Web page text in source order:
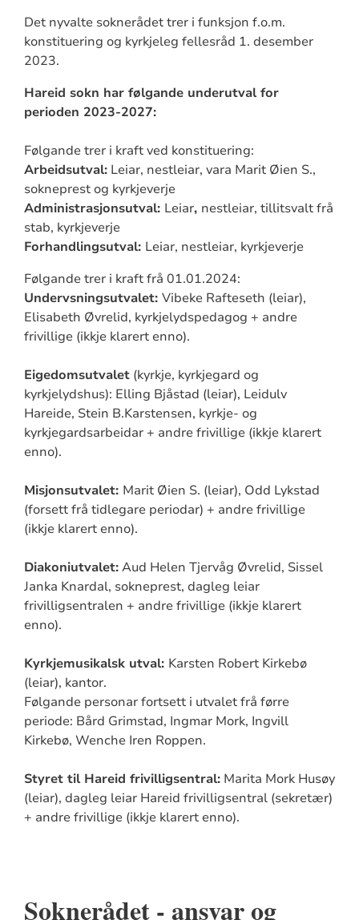
Det nyvalte soknerådet trer i funksjon f.o.m.
konstituering og kyrkjeleg fellesråd 1. desember
2023.
Hareid sokn har følgande underutval for
perioden 2023-2027:
Følgande trer i kraft ved konstituering:
Arbeidsutval:Leiar, nestleiar, vara Marit Øien S.,
sokneprest og kyrkjeverje
Administrasjonsutval: Leiar, nestleiar, tillitsvalt frå
stab, kyrkjeverje
Forhandlingsutval: Leiar, nestleiar, kyrkjeverje
Følgande trer i kraft frå 01.01.2024:
Undervsningsutvalet: Vibeke Rafteseth (leiar),
Elisabeth Øvrelid, kyrkjelydspedagog + andre
frivillige (ikkje klarert enno).
Eigedomsutvalet(kyrkje, kyrkjegard og
kyrkjelydshus): Elling Bjåstad (leiar), Leidulv
Hareide, Stein B.Karstensen, kyrkje- og
kyrkjegardsarbeidar + andre frivillige (ikkje klarert
enno).
Misjonsutvalet: Marit Øien S. (leiar), Odd Lykstad
(forsett frå tidlegare periodar) + andre frivillige
(ikkje klarert enno).
Diakoniutvalet:Aud Helen Tjervåg Øvrelid, Sissel
Janka Knardal, sokneprest, dagleg leiar
frivilligsentralen + andre frivillige (ikkje klarert
enno).
Kyrkjemusikalsk utval: Karsten Robert Kirkebø
(leiar), kantor.
Følgande personar fortsett i utvalet frå førre
periode: Bård Grimstad, Ingmar Mork, Ingvill
Kirkebø, Wenche Iren Roppen.
Styret til Hareid frivilligsentral:Marita Mork Husøy
(leiar), dagleg leiar Hareid frivilligsentral (sekretær)
+ andre frivillige (ikkje klarert enno).
Soknerådet - ansvar og